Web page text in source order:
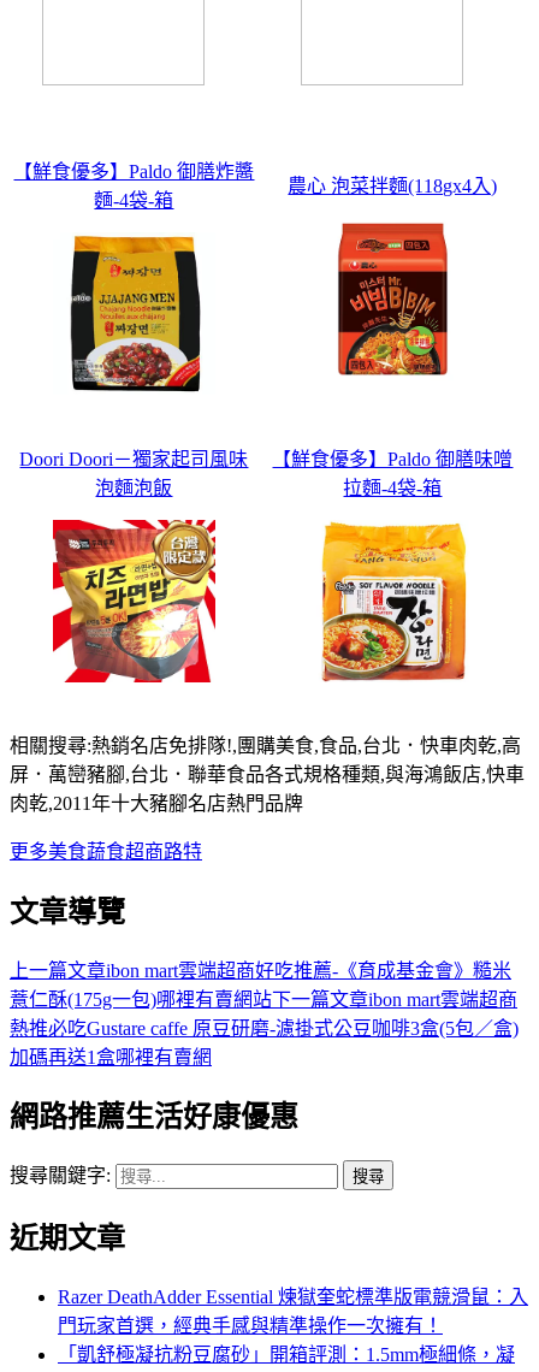
【鮮食優多】Paldo 御膳炸醬
麵-4袋-箱
農心 泡菜拌麵(118gx4入)
Doori Doori－獨家起司風味
泡麵泡飯
【鮮食優多】Paldo 御膳味噌
拉麵-4袋-箱
相關搜尋:熱銷名店免排隊!,團購美食,食品,台北．快車肉乾,高
屏．萬巒豬腳,台北．聯華食品各式規格種類,與海鴻飯店,快車
肉乾,2011年十大豬腳名店熱門品牌
更多美食蔬食超商路特
文章導覽
上一篇文章ibon mart雲端超商好吃推薦-《育成基金會》糙米
薏仁酥(175g一包)哪裡有賣網站下一篇文章ibon mart雲端超商
熱推必吃Gustare caffe 原豆研磨-濾掛式公豆咖啡3盒(5包／盒)
加碼再送1盒哪裡有賣網
網路推薦生活好康優惠
搜尋關鍵字:
近期文章
Razer DeathAdder Essential 煉獄奎蛇標準版電競滑鼠：入
門玩家首選，經典手感與精準操作一次擁有！
「凱舒極凝抗粉豆腐砂」開箱評測：1.5mm極細條，凝